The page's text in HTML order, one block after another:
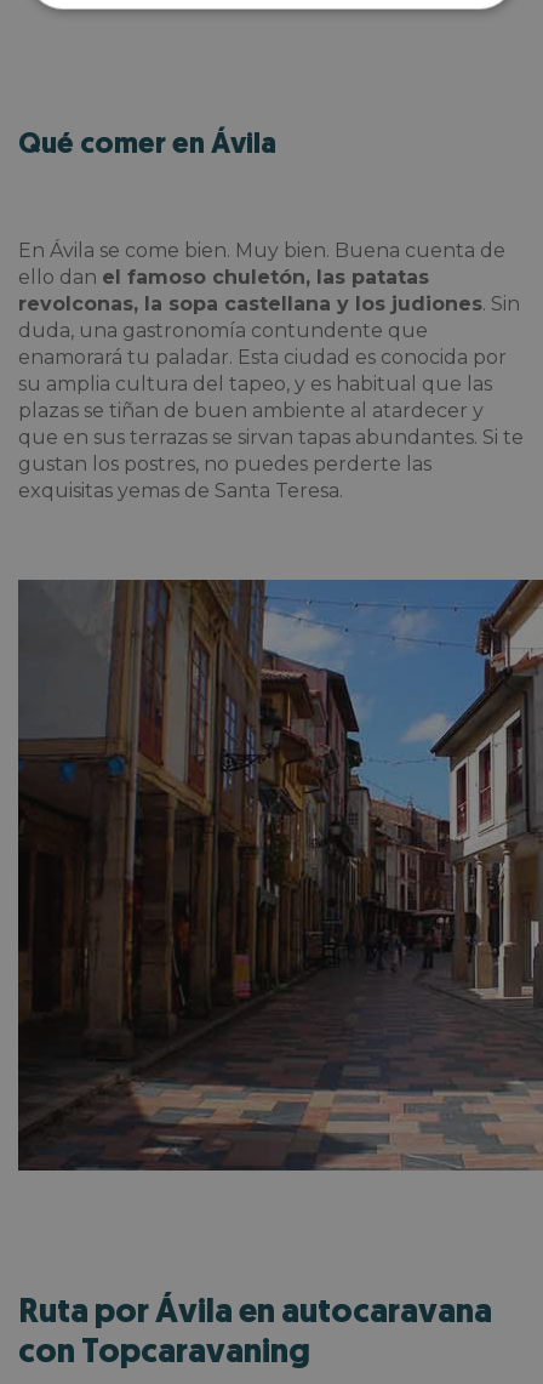
Qué comer en Ávila
En Ávila se come bien. Muy bien. Buena cuenta de
ello dan el famoso chuletón, las patatas
revolconas, la sopa castellana y los judiones. Sin
duda, una gastronomía contundente que
enamorará tu paladar. Esta ciudad es conocida por
su amplia cultura del tapeo, y es habitual que las
plazas se tiñan de buen ambiente al atardecer y
que en sus terrazas se sirvan tapas abundantes. Si te
gustan los postres, no puedes perderte las
exquisitas yemas de Santa Teresa.
Ruta por Ávila en autocaravana
con Topcaravaning